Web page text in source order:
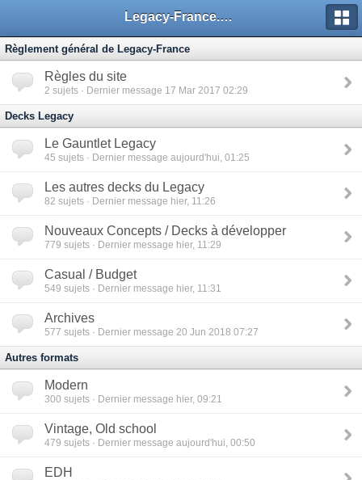
Legacy-France.org - Forum
Règlement général de Legacy-France
Règles du site
2 sujets · Dernier message 17 Mar 2017 02:29
Decks Legacy
Le Gauntlet Legacy
45 sujets · Dernier message aujourd'hui, 01:25
Les autres decks du Legacy
82 sujets · Dernier message hier, 11:26
Nouveaux Concepts / Decks à développer
779 sujets · Dernier message hier, 11:29
Casual / Budget
549 sujets · Dernier message hier, 11:31
Archives
577 sujets · Dernier message 20 Jun 2018 07:27
Autres formats
Modern
300 sujets · Dernier message hier, 09:21
Vintage, Old school
479 sujets · Dernier message aujourd'hui, 00:50
EDH